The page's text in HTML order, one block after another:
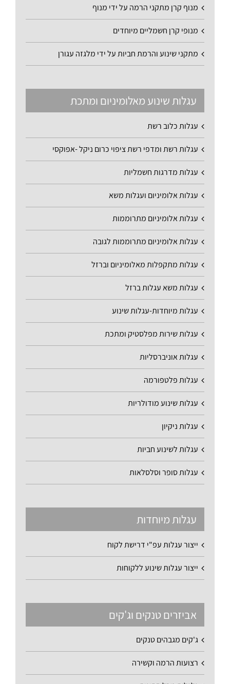
מנוף קרן מתקני הרמה על ידי מנוף
מנופי קרן חשמליים מיוחדים
מתקני שינוע והרמת חביות על ידי מלגזה עגורן
עגלות שינוע מאלומיניום ומתכת
עגלות כלוב רשת
עגלות רשת ומדפי רשת ציפוי כרום ניקל -אפוקסי
עגלות מדרגות חשמליות
עגלות אלומיניום ועגלות משא
עגלות אלומיניום מתרוממות
עגלות אלומיניום מתרוממות לגובה
עגלות מתקפלות מאלומיניום וברזל
עגלות משא עגלות ברזל
עגלות מיוחדות-עגלות שינוע
עגלות שירות מפלסטיק ומתכת
עגלות אוניברסליות
עגלות פלטפורמה
עגלות שינוע מודולריות
עגלות ניקיון
עגלות לשינוע חביות
עגלות סופר וסלסלאות
עגלות מיוחדות
ייצור עגלות עפ"י דרישת לקוח
ייצור עגלות שינוע ללקוחות
אביזרים טנקים וג'קים
ג'קים מגבהים טנקים
רצועות הרמה וקשירה